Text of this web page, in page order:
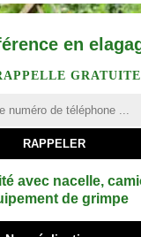
en
avec nacelle,
de grimpe